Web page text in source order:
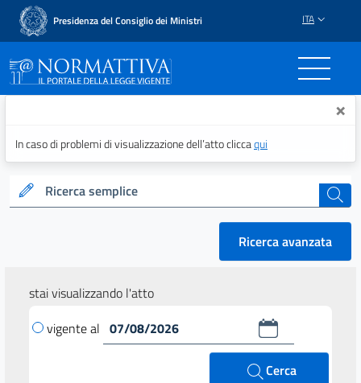
Presidenza del Consiglio dei Ministri ITA
Normattiva - Il portale ×
In caso di problemi di visualizzazione dell’atto cliccaqui
Ricerca semplice cerca
Ricerca avanzata
stai visualizzando l'atto
vigente al
Cerca